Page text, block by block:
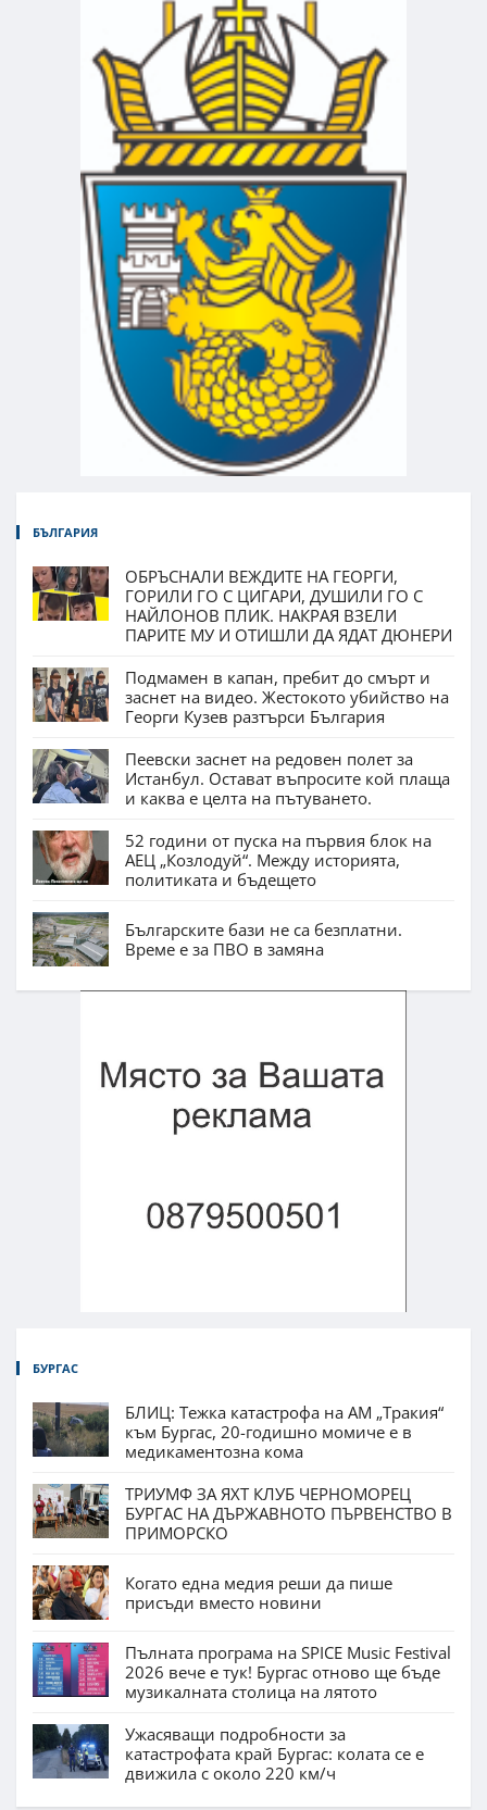
БЪЛГАРИЯ
ОБРЪСНАЛИ ВЕЖДИТЕ НА ГЕОРГИ,
ГОРИЛИ ГО С ЦИГАРИ, ДУШИЛИ ГО С
НАЙЛОНОВ ПЛИК. НАКРАЯ ВЗЕЛИ
ПАРИТЕ МУ И ОТИШЛИ ДА ЯДАТ ДЮНЕРИ
Подмамен в капан, пребит до смърт и
заснет на видео. Жестокото убийство на
Георги Кузев разтърси България
Пеевски заснет на редовен полет за
Истанбул. Остават въпросите кой плаща
и каква е целта на пътуването.
52 години от пуска на първия блок на
АЕЦ „Козлодуй“. Между историята,
политиката и бъдещето
Българските бази не са безплатни.
Време е за ПВО в замяна
БУРГАС
БЛИЦ: Тежка катастрофа на АМ „Тракия“
към Бургас, 20-годишно момиче е в
медикаментозна кома
ТРИУМФ ЗА ЯХТ КЛУБ ЧЕРНОМОРЕЦ
БУРГАС НА ДЪРЖАВНОТО ПЪРВЕНСТВО В
ПРИМОРСКО
Когато една медия реши да пише
присъди вместо новини
Пълната програма на SPICE Music Festival
2026 вече е тук! Бургас отново ще бъде
музикалната столица на лятото
Ужасяващи подробности за
катастрофата край Бургас: колата се е
движила с около 220 км/ч